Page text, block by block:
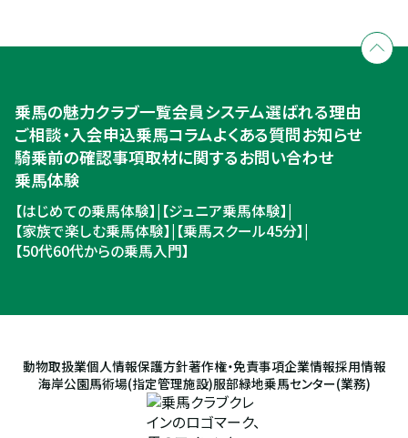
入会のご相談・申込
ご相談・入会申込
乗馬の魅力クラブ一覧会員システム選ばれる理由
ご相談・入会申込乗馬コラムよくある質問お知らせ
騎乗前の確認事項取材に関するお問い合わせ
乗馬体験
【はじめての乗馬体験】| 【ジュニア乗馬体験】|
【家族で楽しむ乗馬体験】| 【乗馬スクール45分】|
【50代60代からの乗馬入門】
動物取扱業個人情報保護方針著作権・免責事項企業情報採用情報
海岸公園馬術場(指定管理施設)服部緑地乗馬センター(業務)